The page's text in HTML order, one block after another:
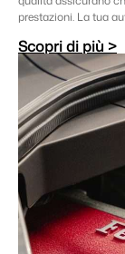
prestazioni. La tua
Scopri di più >